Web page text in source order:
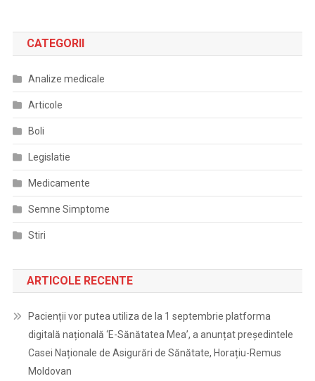
CATEGORII
Analize medicale
Articole
Boli
Legislatie
Medicamente
Semne Simptome
Stiri
ARTICOLE RECENTE
Pacienții vor putea utiliza de la 1 septembrie platforma
digitală națională ‘E-Sănătatea Mea’, a anunțat președintele
Casei Naționale de Asigurări de Sănătate, Horațiu-Remus
Moldovan